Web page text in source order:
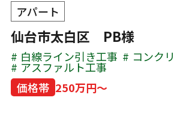
アパート
仙台市太白区 PB様
白線ライン引き工事 コンク
アスファルト工事
価格帯 250万円～